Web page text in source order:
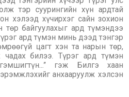
тэр суурингийн хүн ардтай
хэлээд хүчирхэг сайн зохион
төр байгуулахыг ард түмэндээ
ард түмэн минь дээд тэнгэр
цагт хэн та нарын төр,
чадах билээ. Түрэг ард түмэн
гэж Билгэ хаан
анхааруулж хэлсэн